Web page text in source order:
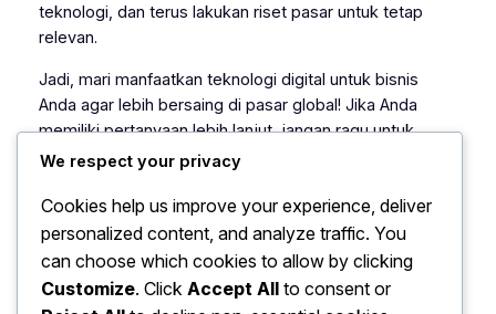
teknologi, dan terus lakukan riset pasar untuk tetap
relevan.
Jadi, mari manfaatkan teknologi digital untuk bisnis
Anda agar lebih bersaing di pasar global! Jika Anda
memiliki pertanyaan lebih lanjut, jangan ragu untuk
menghubungi kami.
Irmawati Susilanti
We respect your privacy
Cookies help us improve your experience, deliver
personalized content, and analyze traffic. You
can choose which cookies to allow by clicking
Customize. Click Accept All to consent or